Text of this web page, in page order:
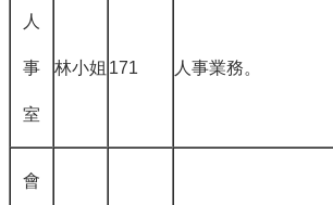
人
事
室
林小姐 171 人事業務。
會